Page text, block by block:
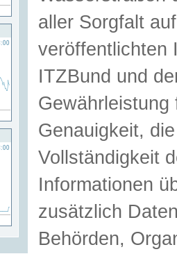
aller Sorgfalt
veröffentlichten
ITZBund und
Genauigkeit,
Vollständigkeit
Informationen
zusätzlich
Behörden,